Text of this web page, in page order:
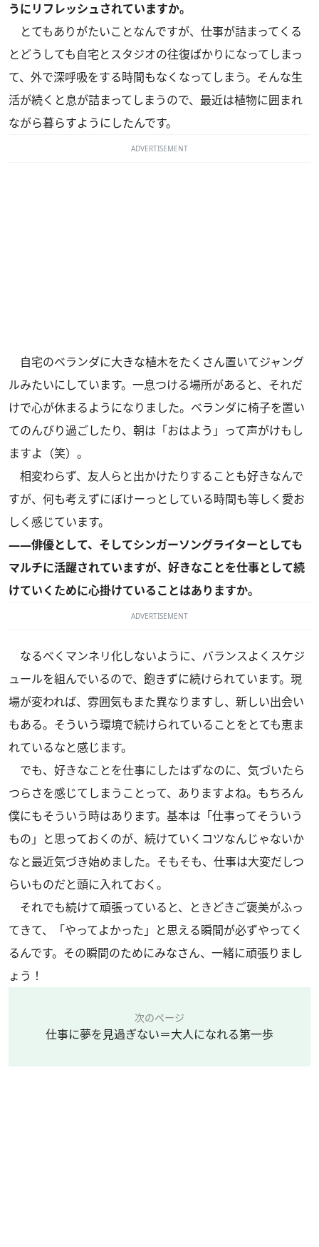
うにリフレッシュされていますか。
とてもありがたいことなんですが、仕事が詰まってくる
とどうしても自宅とスタジオの往復ばかりになってしまっ
て、外で深呼吸をする時間もなくなってしまう。そんな生
活が続くと息が詰まってしまうので、最近は植物に囲まれ
ながら暮らすようにしたんです。
ADVERTISEMENT
自宅のベランダに大きな植木をたくさん置いてジャング
ルみたいにしています。一息つける場所があると、それだ
けで心が休まるようになりました。ベランダに椅子を置い
てのんびり過ごしたり、朝は「おはよう」って声がけもし
ますよ（笑）。
相変わらず、友人らと出かけたりすることも好きなんで
すが、何も考えずにぼけーっとしている時間も等しく愛お
しく感じています。
――俳優として、そしてシンガーソングライターとしても
マルチに活躍されていますが、好きなことを仕事として続
けていくために心掛けていることはありますか。
ADVERTISEMENT
なるべくマンネリ化しないように、バランスよくスケジ
ュールを組んでいるので、飽きずに続けられています。現
場が変われば、雰囲気もまた異なりますし、新しい出会い
もある。そういう環境で続けられていることをとても恵ま
れているなと感じます。
でも、好きなことを仕事にしたはずなのに、気づいたら
つらさを感じてしまうことって、ありますよね。もちろん
僕にもそういう時はあります。基本は「仕事ってそういう
もの」と思っておくのが、続けていくコツなんじゃないか
なと最近気づき始めました。そもそも、仕事は大変だしつ
らいものだと頭に入れておく。
それでも続けて頑張っていると、ときどきご褒美がふっ
てきて、「やってよかった」と思える瞬間が必ずやってく
るんです。その瞬間のためにみなさん、一緒に頑張りまし
ょう！
次のページ
仕事に夢を見過ぎない＝大人になれる第一歩